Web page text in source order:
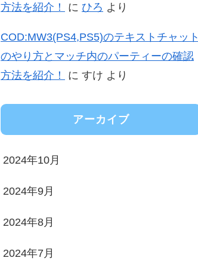
方法を紹介！
に ひろ より
COD:MW3(PS4,PS5)のテキストチャット
のやり方とマッチ内のパーティーの確認
方法を紹介！
に すけ より
アーカイブ
2024年10月
2024年9月
2024年8月
2024年7月